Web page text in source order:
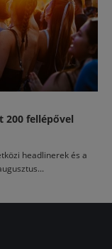
200 fellépővel
headlinerek és a